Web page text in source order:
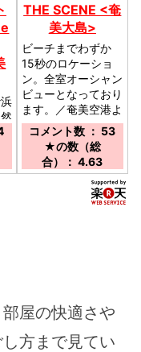
THE SCENE <奄
美大島>
ビーチまでわずか
15秒のロケーショ
ン。全室オーシャン
ビューとなっており
ます。／奄美空港よ
りお車にて約１２０
分
コメント数 ： 53
★の数（総
合）： 4.63
屋の快適さや
方まで見てい